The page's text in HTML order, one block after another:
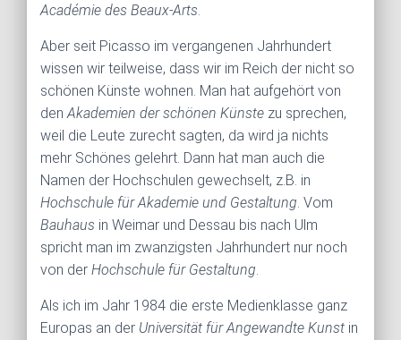
Académie des Beaux-Arts
Aber seit Picasso im vergangenen Jahrhundert
wissen wir teilweise, dass wir im Reich der nicht so
schönen Künste wohnen. Man hat aufgehört von
den Akademien der schönen Künste zu sprechen,
weil die Leute zurecht sagten, da wird ja nichts
mehr Schönes gelehrt. Dann hat man auch die
Namen der Hochschulen gewechselt, z.B. in
Hochschule für Akademie und Gestaltung . Vom
Bauhaus in Weimar und Dessau bis nach Ulm
spricht man im zwanzigsten Jahrhundert nur noch
von der Hochschule für Gestaltung
Als ich im Jahr 1984 die erste Medienklasse ganz
Europas an der Universität für Angewandte Kunst in